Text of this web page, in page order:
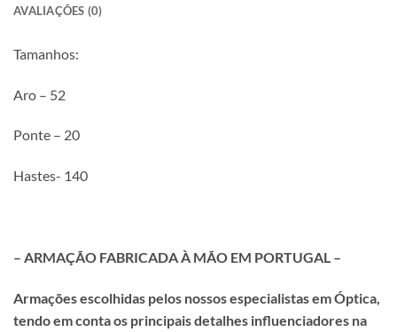
AVALIAÇÕES (0)
Tamanhos:
Aro – 52
Ponte – 20
Hastes- 140
– ARMAÇÃO FABRICADA À MÃO EM PORTUGAL –
Armações escolhidas pelos nossos especialistas em Óptica,
tendo em conta os principais detalhes influenciadores na